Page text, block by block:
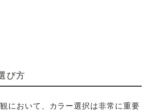
び方
において、カラー選択は非常に重要